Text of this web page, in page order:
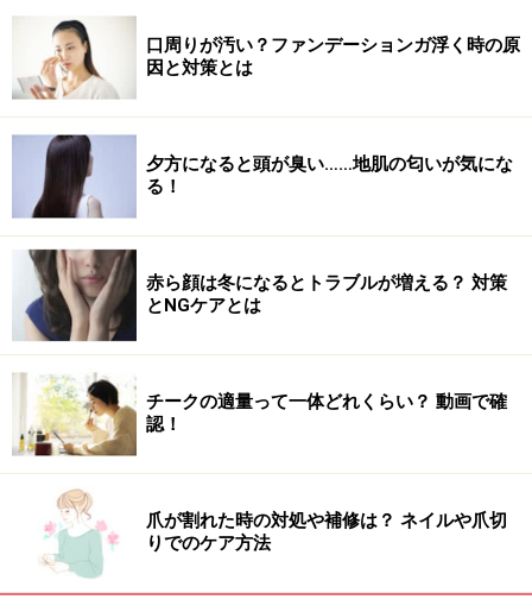
また、食前ウォークによりその後の食事で食べ過ぎなく
なることも嬉しい効果です。
副交感神経が優位なときには空腹を感じやすく、反対
に、交感神経が優位なときには空腹を感じにくくなる、
というメカニズムを利用しています。カラダを動かすこ
とで、交感神経が優位な状態にしてから食事を摂るた
め、食欲が正常化されるのです。
特にデスクワーカーや体をあまり動かさない人は、カラ
ダを動かす機会が少ないことで副交感神経が優位になり
やすい＝空腹感が強くなりがちなので、食前ウォークの
効果を感じやすい傾向があります。脂肪が消費される上
に過食も防げる、一石二鳥ですね。ただし、極端な空腹
時は過度な運動を避けるようにしましょう。
口周りが汚い？ファンデーションガ浮く時の原
因と対策とは
夕方になると頭が臭い……地肌の匂いが気にな
る！
赤ら顔は冬になるとトラブルが増える？ 対策
とNGケアとは
チークの適量って一体どれくらい？ 動画で確
認！
爪が割れた時の対処や補修は？ ネイルや爪切
りでのケア方法